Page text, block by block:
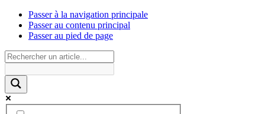
Passer à la navigation principale
Passer au contenu principal
Passer au pied de page